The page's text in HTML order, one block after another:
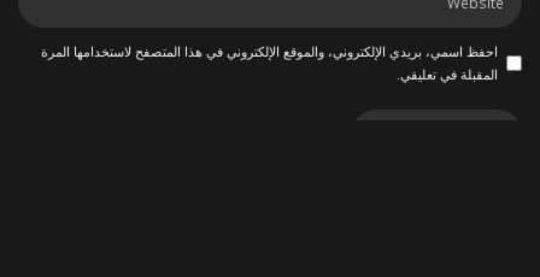
احفظ اسمي، بريدي الإلكتروني، والموقع الإلكتروني في هذا المتصفح لاستخدامها المرة
المقبلة في تعليقي.